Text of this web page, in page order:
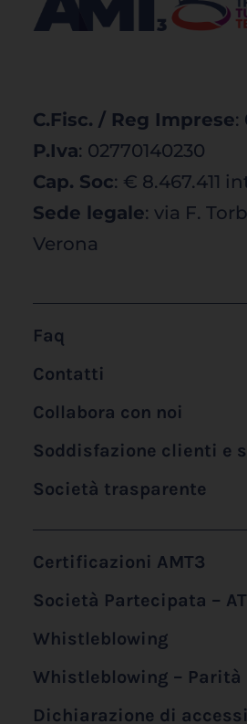
C.Fisc. / Reg Imprese:
P.Iva: 02770140230
Cap. Soc: € 8.467.411
Sede legale: via F.
Verona
Faq
Contatti
Collabora con noi
Soddisfazione clienti e
Società trasparente
Certificazioni AMT3
Società Partecipata –
Whistleblowing
Whistleblowing – Parità
Dichiarazione di